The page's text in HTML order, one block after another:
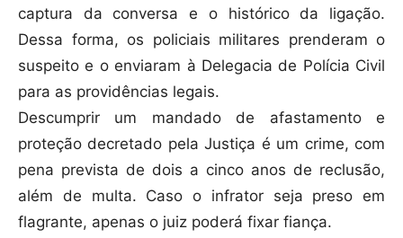
captura da conversa e o histórico da ligação.
Dessa forma, os policiais militares prenderam o
suspeito e o enviaram à Delegacia de Polícia Civil
para as providências legais.
Descumprir um mandado de afastamento e
proteção decretado pela Justiça é um crime, com
pena prevista de dois a cinco anos de reclusão,
além de multa. Caso o infrator seja preso em
flagrante, apenas o juiz poderá fixar fiança.